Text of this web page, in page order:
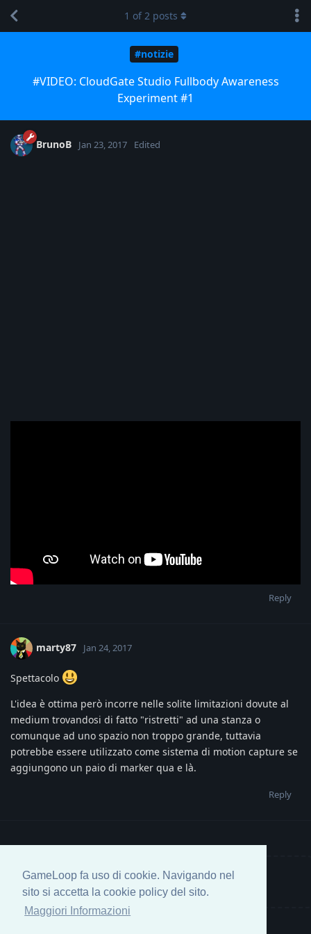
GameLoop fa uso di cookie. Navigando nel
sito si accetta la cookie policy del sito.
Maggiori Informazioni
#notizie
#VIDEO: CloudGate Studio Fullbody Awareness
Experiment #1
1 of2 posts
BrunoB Jan 23, 2017 Edited
Reply
marty87 Jan 24, 2017
Spettacolo
L'idea è ottima però incorre nelle solite limitazioni dovute al
medium trovandosi di fatto "ristretti" ad una stanza o
comunque ad uno spazio non troppo grande, tuttavia
potrebbe essere utilizzato come sistema di motion capture se
aggiungono un paio di marker qua e là.
Reply
Write a Reply...